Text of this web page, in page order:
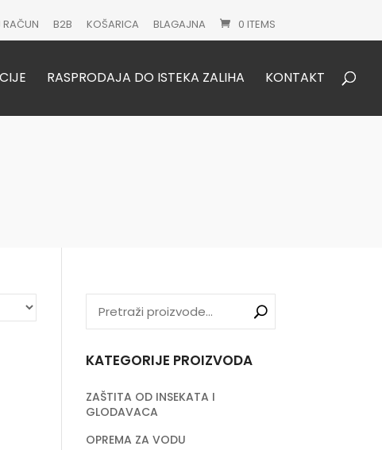
B2B KOŠARICA BLAGAJNA 0 ITEMS
RASPRODAJA DO ISTEKA ZALIHA KONTAKT
Products
KATEGORIJE PROIZVODA
ZAŠTITA OD INSEKATA I
GLODAVACA
OPREMA ZA VODU